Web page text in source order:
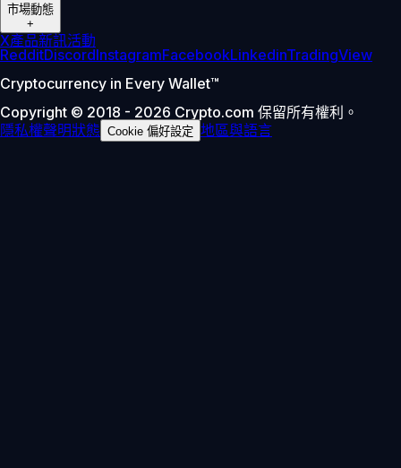
市場動態
+
X產品新訊活動
RedditDiscordInstagramFacebookLinkedinTradingView
Cryptocurrency in Every Wallet™
Copyright © 2018 - 2026 Crypto.com 保留所有權利。
隱私權聲明狀態 Cookie 偏好設定 地區與語言